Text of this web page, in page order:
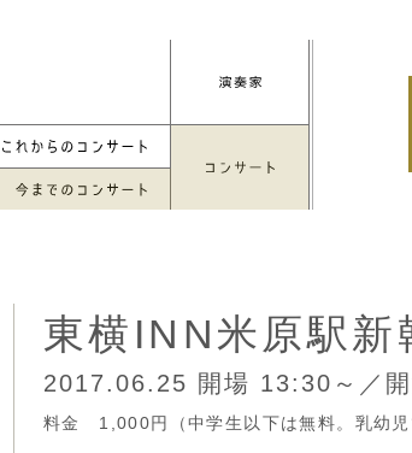
東横INN米原駅新
2017.06.25 開場 13:30～／
料金 1,000円（中学生以下は無料。乳幼児